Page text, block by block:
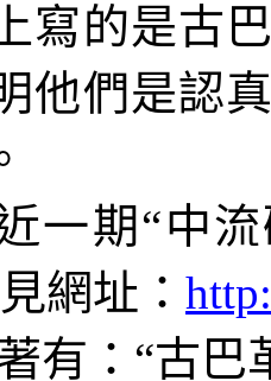
寫的是古
他們是認
一期“中流
網址：
有：“古巴